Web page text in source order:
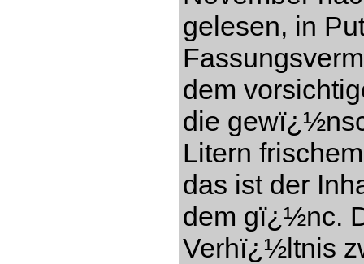
gelesen, in
dem
die
Litern
das ist der
dem gï¿½nc.
Verhï¿½ltnis